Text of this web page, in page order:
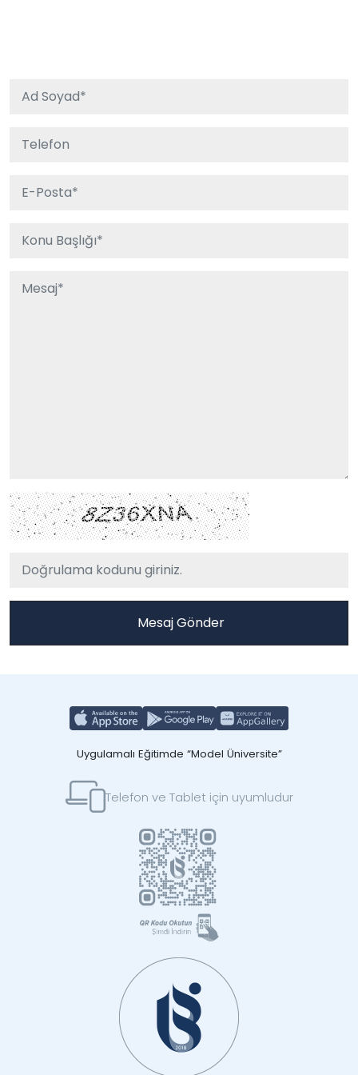
Uygulamalı Eğitimde “Model Üniversite”
Telefon ve Tablet için uyumludur